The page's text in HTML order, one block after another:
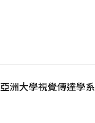
亞洲大學視覺傳達學系